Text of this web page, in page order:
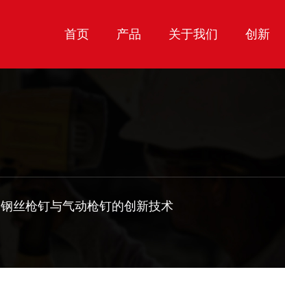
首页 产品 关于我们 创新
钢丝枪钉与气动枪钉的创新技术